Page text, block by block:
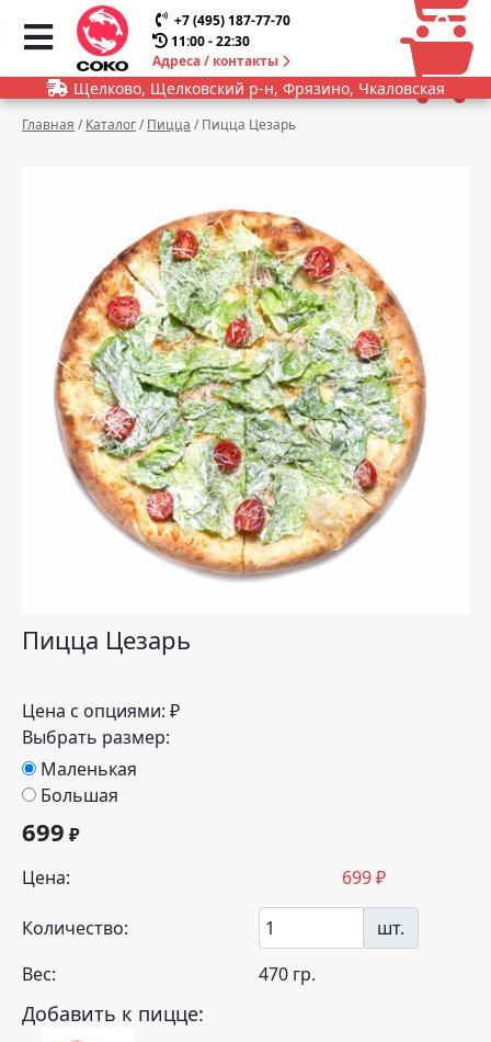
+7 (495) 187-77-70
11:00 - 22:30
Адреса / контакты
0
0
Щелково, Щелковский р-н, Фрязино, Чкаловская
Главная / Каталог/ Пицца / Пицца Цезарь
Пицца Цезарь
Цена с опциями: ₽
Выбрать размер:
Маленькая
Большая
699 ₽
Цена:
699₽
Количество:
шт.
Вес:
470 гр.
Добавить к пицце: